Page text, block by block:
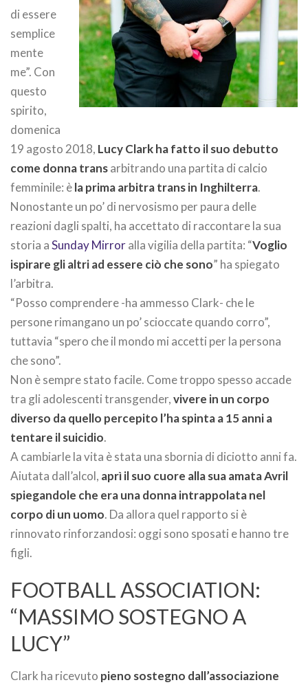
di essere
semplice
mente
me”. Con
questo
spirito,
domenica
19 agosto 2018, Lucy Clark ha fatto il suo debutto
come donna transarbitrando una partita di calcio
femminile: èla prima arbitra trans in Inghilterra.
Nonostante un po’ di nervosismo per paura delle
reazioni dagli spalti, ha accettato di raccontare la sua
storia aSunday Mirroralla vigilia della partita: “Voglio
ispirare gli altri ad essere ciò che sono” ha spiegato
l’arbitra.
“Posso comprendere -ha ammesso Clark- che le
persone rimangano un po’ scioccate quando corro”,
tuttavia “spero che il mondo mi accetti per la persona
che sono”.
Non è sempre stato facile. Come troppo spesso accade
tra gli adolescenti transgender,vivere in un corpo
diverso da quello percepito l’ha spinta a 15 anni a
tentare il suicidio.
A cambiarle la vita è stata una sbornia di diciotto anni fa.
Aiutata dall’alcol, aprì il suo cuore alla sua amata Avril
spiegandole che era una donna intrappolata nel
corpo di un uomo. Da allora quel rapporto si è
rinnovato rinforzandosi: oggi sono sposati e hanno tre
figli.
FOOTBALL ASSOCIATION:
“MASSIMO SOSTEGNO A
LUCY”
Clark ha ricevuto pieno sostegno dall’associazione